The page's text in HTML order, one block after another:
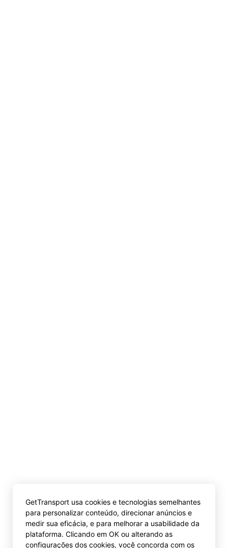
GetTransport usa cookies e tecnologias semelhantes
para personalizar conteúdo, direcionar anúncios e
medir sua eficácia, e para melhorar a usabilidade da
plataforma. Clicando em OK ou alterando as
configurações dos cookies, você concorda com os